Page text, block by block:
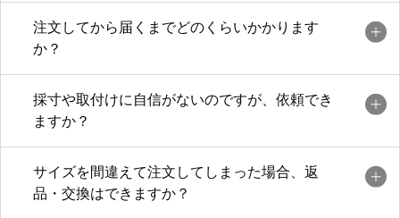
注文してから届くまでどのくらいかかります
か？
採寸や取付けに自信がないのですが、依頼でき
ますか？
サイズを間違えて注文してしまった場合、返
品・交換はできますか？